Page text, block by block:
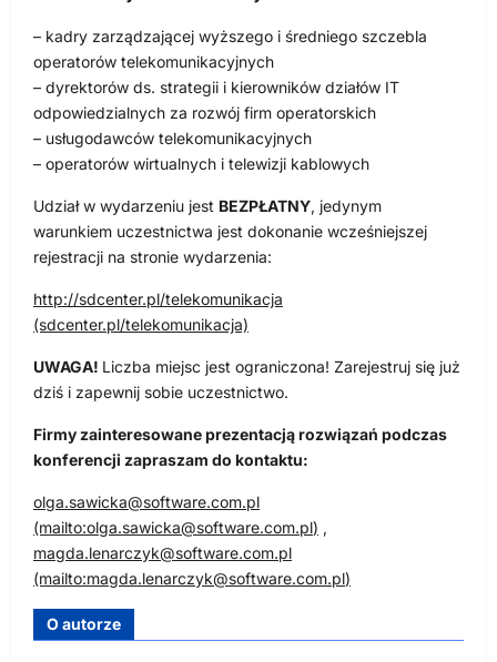
– kadry zarządzającej wyższego i średniego szczebla
operatorów telekomunikacyjnych
– dyrektorów ds. strategii i kierowników działów IT
odpowiedzialnych za rozwój firm operatorskich
– usługodawców telekomunikacyjnych
– operatorów wirtualnych i telewizji kablowych
Udział w wydarzeniu jest BEZPŁATNY, jedynym
warunkiem uczestnictwa jest dokonanie wcześniejszej
rejestracji na stronie wydarzenia:
http://sdcenter.pl/telekomunikacja
(sdcenter.pl/telekomunikacja)
UWAGA! Liczba miejsc jest ograniczona! Zarejestruj się już
dziś i zapewnij sobie uczestnictwo.
Firmy zainteresowane prezentacją rozwiązań podczas
konferencji zapraszam do kontaktu:
olga.sawicka@software.com.pl
(mailto:olga.sawicka@software.com.pl) ,
magda.lenarczyk@software.com.pl
(mailto:magda.lenarczyk@software.com.pl)
O autorze